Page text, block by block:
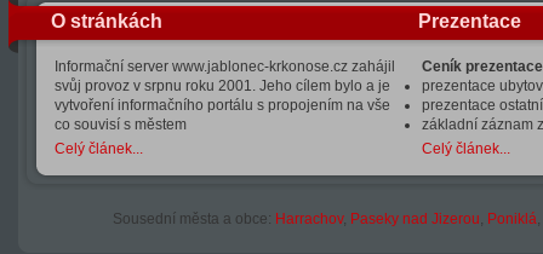
O stránkách
Informační server www.jablonec-krkonose.cz zahájil
svůj provoz v srpnu roku 2001. Jeho cílem bylo a je
vytvoření informačního portálu s propojením na vše
co souvisí s městem
Celý článek...
Prezentace
Ceník
prezentace
prezentace
základní záznam
Celý článek...
Sousední města a obce: Harrachov, Paseky nad Jizerou, Poniklá,